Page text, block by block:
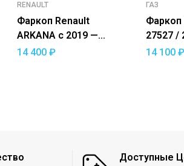
RENAULT
Фаркоп Renault
ARKANA c 2019 —
съемный квадрат
14 400₽
ГАЗ
Фаркоп
27527 /
—
14 100 ₽
Доступные